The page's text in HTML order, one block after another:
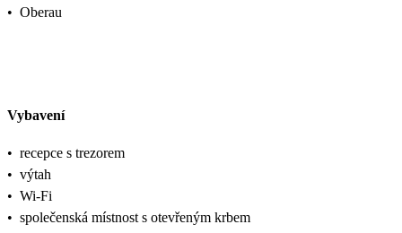
• Oberau
Vybavení
• recepce s trezorem
• výtah
• Wi-Fi
• společenská místnost s otevřeným krbem